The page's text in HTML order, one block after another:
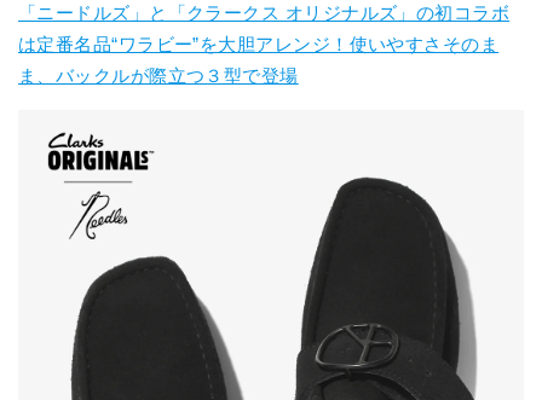
「ニードルズ」と「クラークス オリジナルズ」の初コラボ
は定番名品“ワラビー”を大胆アレンジ！使いやすさそのま
ま、バックルが際立つ３型で登場